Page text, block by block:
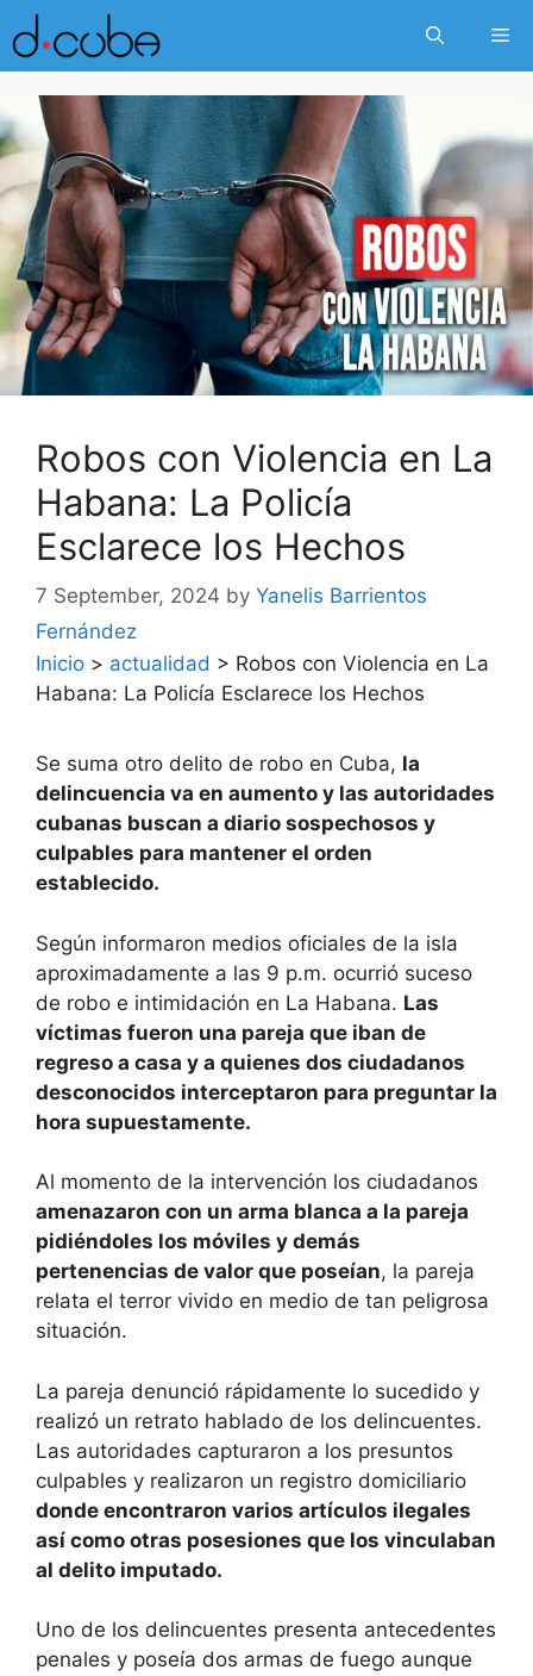
Skip
to
content
Robos con Violencia en La
Habana: La Policía
Esclarece los Hechos
7 September, 2024 by Yanelis Barrientos
Fernández
Inicio > actualidad > Robos con Violencia en La
Habana: La Policía Esclarece los Hechos
Se suma otro delito de robo en Cuba, la
delincuencia va en aumento y las autoridades
cubanas buscan a diario sospechosos y
culpables para mantener el orden
establecido.
Según informaron medios oficiales de la isla
aproximadamente a las 9 p.m. ocurrió suceso
de robo e intimidación en La Habana. Las
víctimas fueron una pareja que iban de
regreso a casa y a quienes dos ciudadanos
desconocidos interceptaron para preguntar la
hora supuestamente.
Al momento de la intervención los ciudadanos
amenazaron con un arma blanca a la pareja
pidiéndoles los móviles y demás
pertenencias de valor que poseían, la pareja
relata el terror vivido en medio de tan peligrosa
situación.
La pareja denunció rápidamente lo sucedido y
realizó un retrato hablado de los delincuentes.
Las autoridades capturaron a los presuntos
culpables y realizaron un registro domiciliario
donde encontraron varios artículos ilegales
así como otras posesiones que los vinculaban
al delito imputado.
Uno de los delincuentes presenta antecedentes
penales y poseía dos armas de fuego aunque